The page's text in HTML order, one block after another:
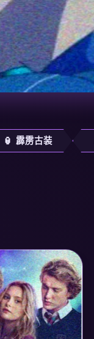
🏮 霹雳古装